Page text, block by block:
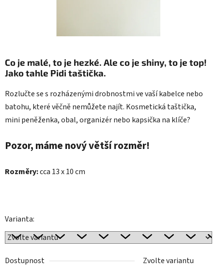
Co je malé, to je hezké. Ale co je shiny, to je top!
Jako tahle Pidi taštička.
Rozlučte se s rozházenými drobnostmi ve vaší kabelce nebo
batohu, které věčně nemůžete najít. Kosmetická taštička,
mini peněženka, obal, organizér nebo kapsička na klíče?
Pozor, máme nový větší rozměr!
Rozměry:cca 13 x 10 cm
Varianta:
Dostupnost Zvolte variantu